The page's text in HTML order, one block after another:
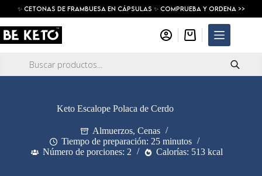
contenido
✨ Cetonas De Frambuesa En Cápsulas ✨ COMPRUEBA Y ORDENA >>
Carro
de
productos
Keto Escalope Polaca de Cerdo
Almuerzos,Cenas
Tiempo de preparación: 25 minutos
Número de porciones: 2
Calorías: 513 kcal